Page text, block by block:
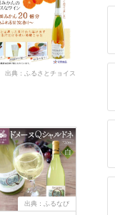
出典：ふるさとチョイス
出典：ふるなび